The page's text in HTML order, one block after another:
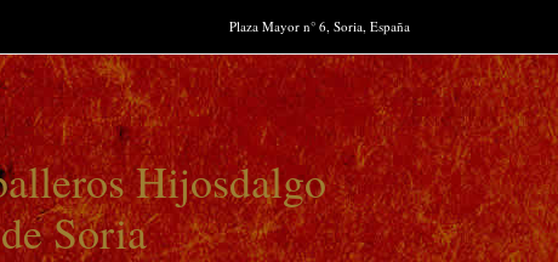
Plaza Mayor n° 6, Soria, España
Hijosdalgo
Soria